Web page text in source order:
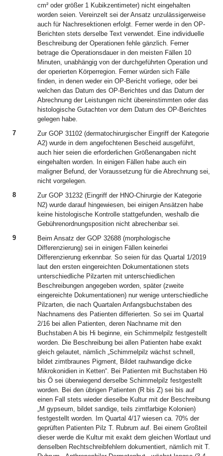
cm² oder größer 1 Kubikzentimeter) nicht eingehalten
worden seien. Vereinzelt sei der Ansatz unzulässigerweise
auch für Nachresektionen erfolgt. Ferner werde in den OP-
Berichten stets derselbe Text verwendet. Eine individuelle
Beschreibung der Operationen fehle gänzlich. Ferner
betrage die Operationsdauer in den meisten Fällen 10
Minuten, unabhängig von der durchgeführten Operation und
der operierten Körperregion. Ferner würden sich Fälle
finden, in denen weder ein OP-Bericht vorliege, oder bei
welchen das Datum des OP-Berichtes und das Datum der
Abrechnung der Leistungen nicht übereinstimmten oder das
histologische Gutachten vor dem Datum des OP-Berichtes
gelegen habe.
7
Zur GOP 31102 (dermatochirurgischer Eingriff der Kategorie
A2) wurde in dem angefochtenen Bescheid ausgeführt,
auch hier seien die erforderlichen Größenangaben nicht
eingehalten worden. In einigen Fällen habe auch ein
maligner Befund, der Voraussetzung für die Abrechnung sei,
nicht vorgelegen.
8
Zur GOP 31232 (Eingriff der HNO-Chirurgie der Kategorie
N2) wurde darauf hingewiesen, bei einigen Ansätzen habe
keine histologische Kontrolle stattgefunden, weshalb die
Gebührenordnungsposition nicht abrechenbar sei.
9
Beim Ansatz der GOP 32688 (morphologische
Differenzierung) sei in einigen Fällen keinerlei
Differenzierung erkennbar. So seien für das Quartal 1/2019
laut den ersten eingereichten Dokumentationen stets
unterschiedliche Pilzarten mit unterschiedlichen
Beschreibungen angegeben worden, später (zweite
eingereichte Dokumentationen) nur wenige unterschiedliche
Pilzarten, die nach Quartalen Anfangsbuchstaben des
Nachnamens des Patienten differierten. So sei im Quartal
2/16 bei allen Patienten, deren Nachname mit den
Buchstaben A bis Hi beginne, ein Schimmelpilz festgestellt
worden. Die Beschreibung bei allen Patienten habe exakt
gleich gelautet, nämlich „Schimmelpilz wächst schnell,
bildet zimtbraunes Pigment, Bildet rauhwandige dicke
Mikrokonidien in Ketten“. Bei Patienten mit Buchstaben Hö
bis Ö sei überwiegend derselbe Schimmelpilz festgestellt
worden. Bei den übrigen Patienten (R bis Z) sei bis auf
einen Fall stets wieder dieselbe Kultur mit der Beschreibung
„M gypseum, bildet sandige, teils zimtfarbige Kolonien)
festgestellt worden. Im Quartal 4/17 wiesen ca. 70% der
geprüften Patienten Pilz T. Rubrum auf. Bei einem Großteil
dieser werde die Kultur mit exakt dem gleichen Wortlaut und
denselben Rechtschreibfehlern dokumentiert, nämlich mit T.